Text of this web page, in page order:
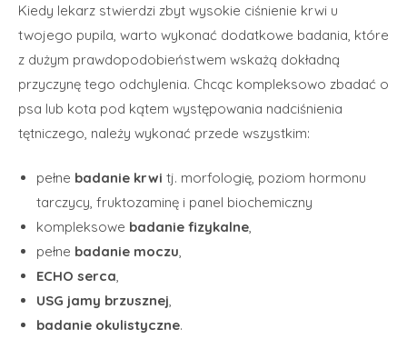
Kiedy lekarz stwierdzi zbyt wysokie ciśnienie krwi u
twojego pupila, warto wykonać dodatkowe badania, które
z dużym prawdopodobieństwem wskażą dokładną
przyczynę tego odchylenia. Chcąc kompleksowo zbadać o
psa lub kota pod kątem występowania nadciśnienia
tętniczego, należy wykonać przede wszystkim:
pełne badanie krwi tj. morfologię, poziom hormonu
tarczycy, fruktozaminę i panel biochemiczny
kompleksowe badanie fizykalne,
pełne badanie moczu,
ECHO serca,
USG jamy brzusznej,
badanie okulistyczne.